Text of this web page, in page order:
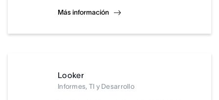
Más información
Looker
Informes, TI y Desarrollo